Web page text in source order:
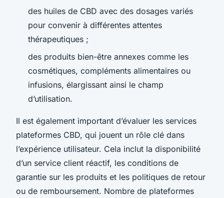
des huiles de CBD avec des dosages variés
pour convenir à différentes attentes
thérapeutiques ;
des produits bien-être annexes comme les
cosmétiques, compléments alimentaires ou
infusions, élargissant ainsi le champ
d’utilisation.
Il est également important d’évaluer les services
plateformes CBD, qui jouent un rôle clé dans
l’expérience utilisateur. Cela inclut la disponibilité
d’un service client réactif, les conditions de
garantie sur les produits et les politiques de retour
ou de remboursement. Nombre de plateformes